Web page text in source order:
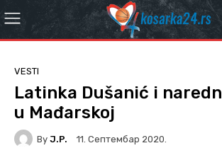
VESTI
Latinka Dušanić i
u Mađarskoj
By J.P. 11. Септембар 2020.